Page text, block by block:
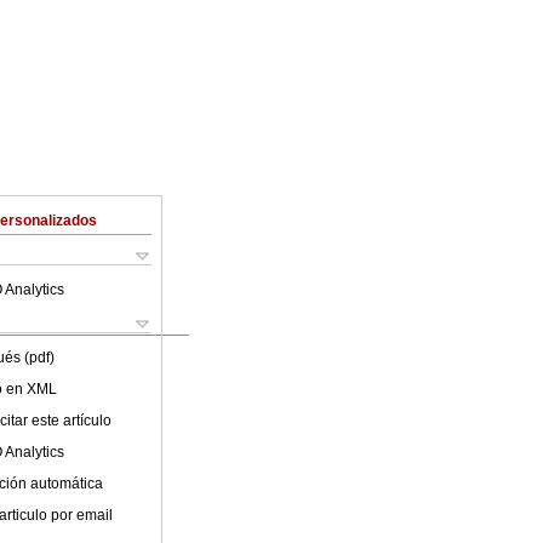
Analytics
(pdf)
en XML
este artículo
Analytics
automática
por email